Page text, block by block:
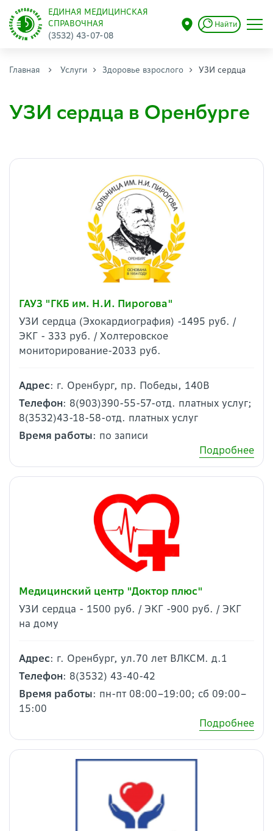
ЕДИНАЯ МЕДИЦИНСКАЯ
СПРАВОЧНАЯ
(3532) 43-07-08
Найти
Главная Услуги Здоровье взрослого УЗИ сердца
УЗИ сердца в Оренбурге
ГАУЗ "ГКБ им. Н.И. Пирогова"
УЗИ сердца (Эхокардиография) -1495 руб. /
ЭКГ - 333 руб. / Холтеровское
мониторирование-2033 руб.
Адрес: г. Оренбург, пр. Победы, 140В
Телефон: 8(903)390-55-57-отд. платных услуг;
8(3532)43-18-58-отд. платных услуг
Время работы: по записи
Подробнее
Медицинский центр "Доктор плюс"
УЗИ сердца - 1500 руб. / ЭКГ -900 руб. / ЭКГ
на дому
Адрес: г. Оренбург, ул.70 лет ВЛКСМ. д.1
Телефон: 8(3532) 43-40-42
Время работы: пн-пт 08:00–19:00; сб 09:00–
15:00
Подробнее